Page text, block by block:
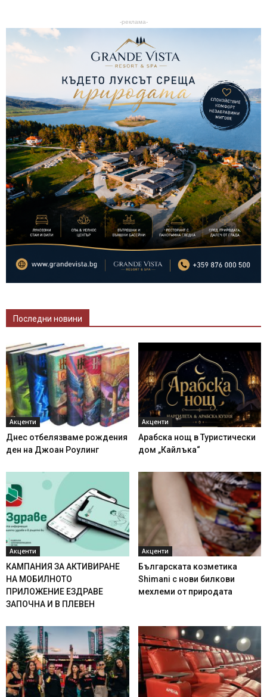
-реклама-
Последни новини
Акценти
Днес отбелязваме рождения
ден на Джоан Роулинг
Акценти
Арабска нощ в Туристически
дом „Кайлъка“
Акценти
КАМПАНИЯ ЗА АКТИВИРАНЕ
НА МОБИЛНОТО
ПРИЛОЖЕНИЕ ЕЗДРАВЕ
ЗАПОЧНА И В ПЛЕВЕН
Акценти
Българската козметика
Shimani с нови билкови
мехлеми от природата